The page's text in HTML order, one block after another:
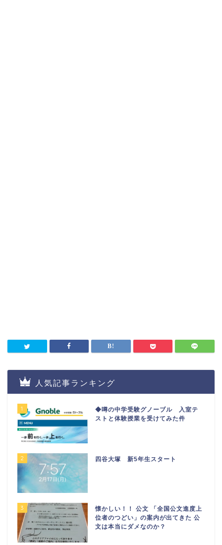
人気記事ランキング
1
◆噂の中学受験グノーブル 入室テ
ストと体験授業を受けてみた件
2 四谷大塚 新5年生スタート
3
懐かしい！！ 公文 「全国公文進度上
位者のつどい」の案内が出てきた 公
文は本当にダメなのか？